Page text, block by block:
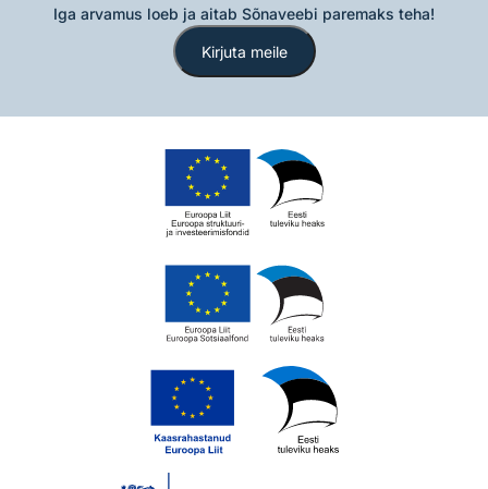
Iga arvamus loeb ja aitab Sõnaveebi paremaks teha!
Kirjuta meile